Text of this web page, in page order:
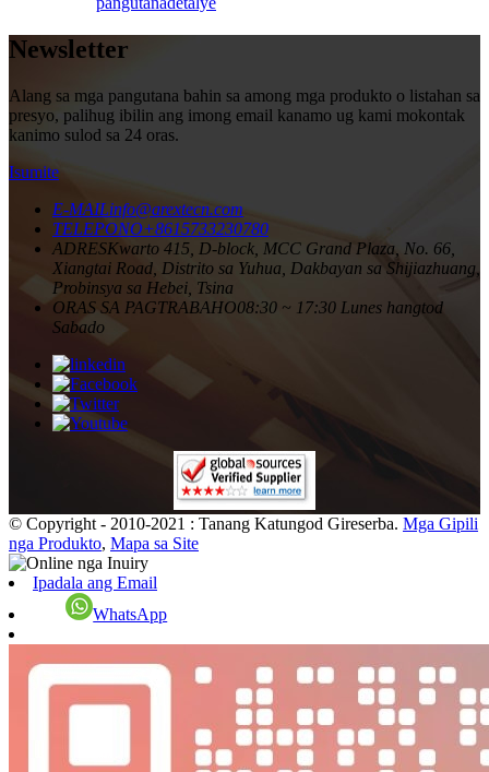
Newsletter
Alang sa mga pangutana bahin sa among mga produkto o listahan sa
presyo, palihug ibilin ang imong email kanamo ug kami mokontak
kanimo sulod sa 24 oras.
Isumite
E-MAILinfo@arextecn.com
TELEPONO+8615733230780
ADRESKwarto 415, D-block, MCC Grand Plaza, No. 66,
Xiangtai Road, Distrito sa Yuhua, Dakbayan sa Shijiazhuang,
Probinsya sa Hebei, Tsina
ORAS SA PAGTRABAHO08:30 ~ 17:30 Lunes hangtod
Sabado
© Copyright - 2010-2021 : Tanang Katungod Gireserba. Mga Gipili
nga Produkto, Mapa sa Site
Ipadala ang Email
WhatsApp